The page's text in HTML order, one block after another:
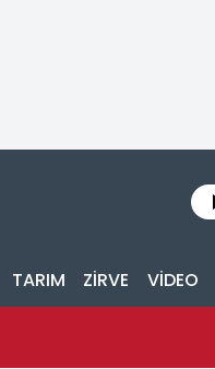
TARIM ZİRVE VİDEO